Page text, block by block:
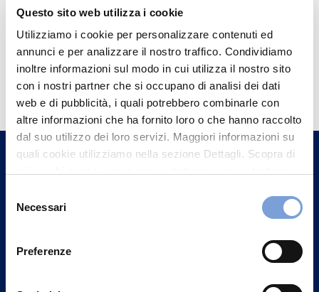
Questo sito web utilizza i cookie
Utilizziamo i cookie per personalizzare contenuti ed
annunci e per analizzare il nostro traffico. Condividiamo
inoltre informazioni sul modo in cui utilizza il nostro sito
con i nostri partner che si occupano di analisi dei dati
web e di pubblicità, i quali potrebbero combinarle con
altre informazioni che ha fornito loro o che hanno raccolto
dal suo utilizzo dei loro servizi. Maggiori informazioni su
quali cookie utilizziamo nella sezione Dettagli. Scopra di
può trovare nel footer del sito nella sezione "Informativa
delNecessari
Preferenze
Hai bisogno di
informazioni?
Trova l'Agenzia più vicina a te e parla con
un nostro Agente.